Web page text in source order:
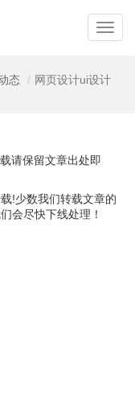
深
圳
站
设
态 网页设计ui设计
载请保留文章出处即
!少数我们转载文章的
会尽快下线处理！